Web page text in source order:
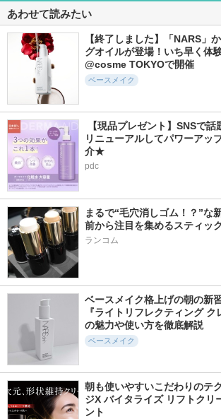
あわせて読みたい
【終了しました】「NARS」
グオイルが登場！いち早く体
@cosme TOKYOで開催
ベースメイク
【現品プレゼント】SNSで話
リニューアルしてパワーアッ
介★
pdc
まるで“毛穴消しゴム！？”な
前から注目を集めるスティッ
ランコム
ベースメイク格上げの朝の新
『ライトリフレクティング ク
の魅力や使い方を徹底解説
ベースメイク
朝も使いやすいこだわりのテ
ジX バイタライズ リフトクリ
ント